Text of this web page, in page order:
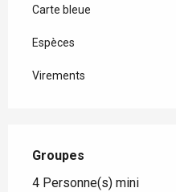
Carte bleue
Espèces
Virements
Groupes
Groupes
4 Personne(s) mini